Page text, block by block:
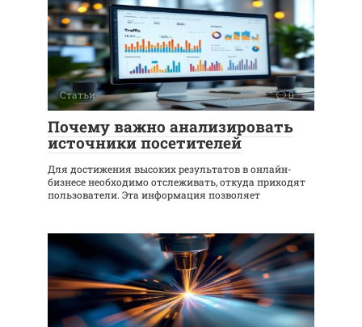
Статьи 0
Почему важно анализировать
источники посетителей
Для достижения высоких результатов в онлайн-
бизнесе необходимо отслеживать, откуда приходят
пользователи. Эта информация позволяет